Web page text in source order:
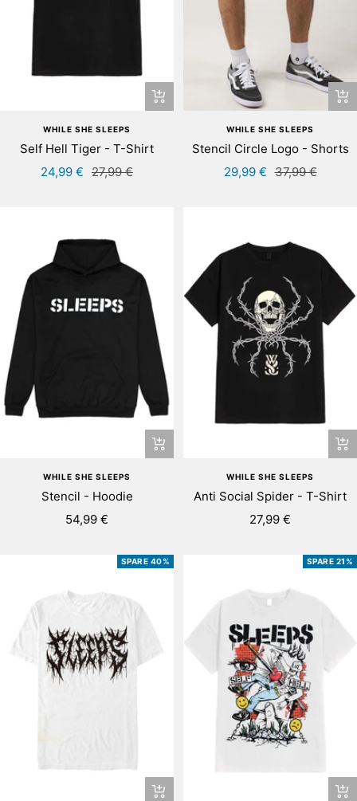
Schnellansicht
WHILE SHE SLEEPS
Self Hell Tiger - T-Shirt
Angebotspreis
24,99 € Regulärer
27,99 €
WHILE SHE SLEEPS
Stencil Circle Logo - Shorts
Angebotspreis
29,99 € Regulärer
37,99 €
Schnellansicht
WHILE SHE SLEEPS
Stencil - Hoodie
Angebotspreis
54,99 €
WHILE SHE SLEEPS
Anti Social Spider - T-Shirt
Angebotspreis
27,99 €
SPARE 40%
Schnellansicht
SPARE 21%